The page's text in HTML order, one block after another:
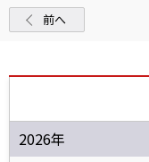
前へ
2026年